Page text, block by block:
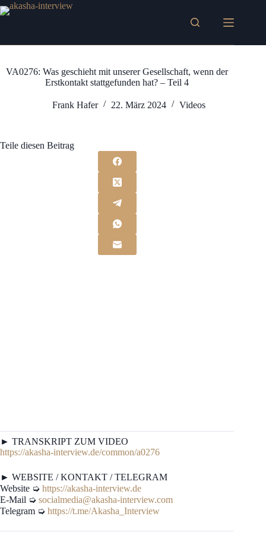
Zum
Inhalt
VA0276: Was geschieht mit unserer Gesellschaft, wenn der
Erstkontakt stattgefunden hat? – Teil 4
Frank Hafer 22. März 2024 Videos
Teile diesen Beitrag
► TRANSKRIPT ZUM VIDEO
https://akasha-interview.de/common/a0276
► WEBSITE / KONTAKT / TELEGRAM
Website ➭ https://akasha-interview.de
E-Mail ➭ socialmedia@akasha-interview.com
Telegram ➭ https://t.me/Akasha_Interview